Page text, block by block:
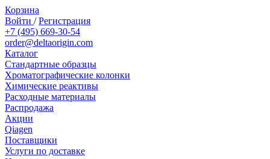
Корзина
Войти /Регистрация
+7 (495) 669-30-54
order@deltaorigin.com
Каталог
Стандартные образцы
Хроматографические колонки
Химические реактивы
Расходные материалы
Распродажа
Акции
Qiagen
Поставщики
Услуги по доставке